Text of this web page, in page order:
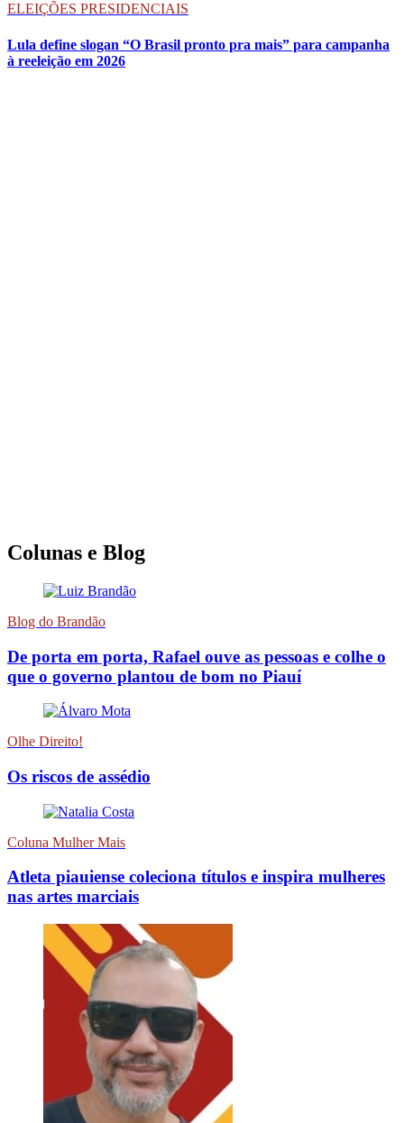
ELEIÇÕES PRESIDENCIAIS
Lula define slogan “O Brasil pronto pra mais” para campanha
à reeleição em 2026
Colunas e Blog
Blog do Brandão
De porta em porta, Rafael ouve as pessoas e colhe o
que o governo plantou de bom no Piauí
Olhe Direito!
Os riscos de assédio
Coluna Mulher Mais
Atleta piauiense coleciona títulos e inspira mulheres
nas artes marciais